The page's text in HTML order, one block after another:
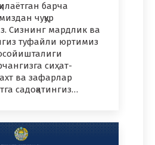
барча
чуқур
Сизнинг мардлик ва
туфайли юртимиз
сиҳат-
ва зафарлар
садоқатингиз…